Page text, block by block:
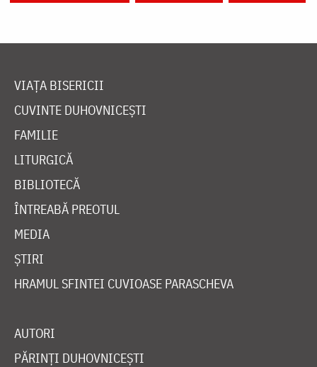
VIAȚA BISERICII
CUVINTE DUHOVNICEȘTI
FAMILIE
LITURGICĂ
BIBLIOTECĂ
ÎNTREABĂ PREOTUL
MEDIA
ȘTIRI
HRAMUL SFINTEI CUVIOASE PARASCHEVA
AUTORI
PĂRINȚI DUHOVNICEȘTI